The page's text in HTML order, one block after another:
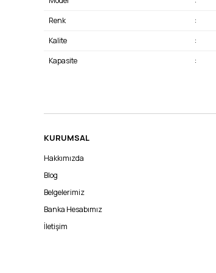
Renk
:
Kalite
:
Kapasite
:
KURUMSAL
Hakkımızda
Blog
Belgelerimiz
Banka Hesabımız
İletişim